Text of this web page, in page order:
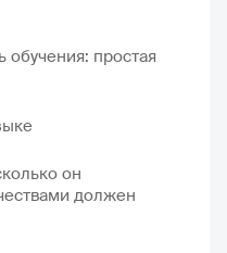
обучения: простая
он
должен